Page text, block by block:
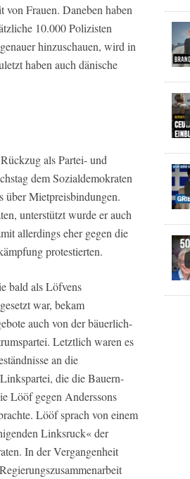
von Frauen. Daneben haben
10.000 Polizisten
hinzuschauen, wird in
haben auch dänische
als Partei- und
dem Sozialdemokraten
über Mietpreisbindungen.
unterstützt wurde er auch
allerdings eher gegen die
protestierten.
bald als Löfvens
war, bekam
auch von der bäuerlich-
Letztlich waren es
an die
die die Bauern-
Lööf gegen Anderssons
Lööf sprach von einem
Linksruck« der
In der Vergangenheit